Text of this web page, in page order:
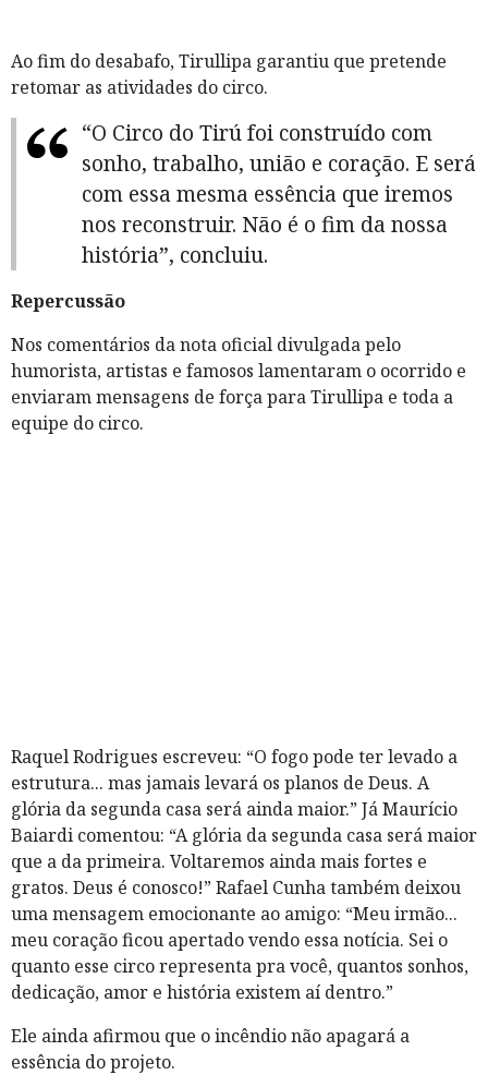
Ao fim do desabafo, Tirullipa garantiu que pretende
retomar as atividades do circo.
“O Circo do Tirú foi construído com
sonho, trabalho, união e coração. E será
com essa mesma essência que iremos
nos reconstruir. Não é o fim da nossa
história”, concluiu.
Repercussão
Nos comentários da nota oficial divulgada pelo
humorista, artistas e famosos lamentaram o ocorrido e
enviaram mensagens de força para Tirullipa e toda a
equipe do circo.
Raquel Rodrigues escreveu: “O fogo pode ter levado a
estrutura... mas jamais levará os planos de Deus. A
glória da segunda casa será ainda maior.” JáMaurício
Baiardi comentou: “A glória da segunda casa será maior
que a da primeira. Voltaremos ainda mais fortes e
gratos. Deus é conosco!”Rafael Cunhatambém deixou
uma mensagem emocionante ao amigo: “Meu irmão...
meu coração ficou apertado vendo essa notícia. Sei o
quanto esse circo representa pra você, quantos sonhos,
dedicação, amor e história existem aí dentro.”
Ele ainda afirmou que o incêndio não apagará a
essência do projeto.